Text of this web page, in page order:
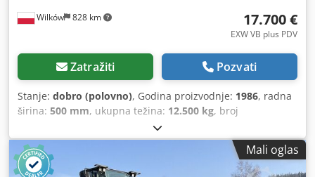
Wilków 828 km 17.700 €
EXW VB plus PDV
Zatražiti Pozvati
Stanje: dobro (polovno), Godina proizvodnje: 1986, radna
širina: 500 mm, ukupna težina: 12.500 kg, broj
, CASE IH 1660 aksijalni protok marka
: Case IH model: 1660 Godina : 1987 Radno vreme: 3.300 h
Širina sekcije: 5.00 m Credpfx Alovr Dxpocjf Oprema raznih
tipova: sjeckalica za slamu, rasipač slame
Mali oglas